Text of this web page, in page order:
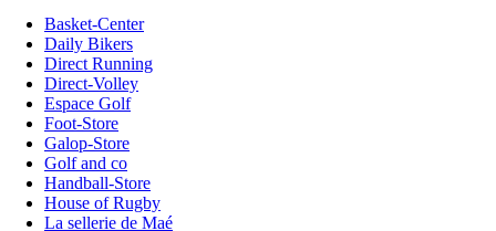
Basket-Center
Daily Bikers
Direct Running
Direct-Volley
Espace Golf
Foot-Store
Galop-Store
Golf and co
Handball-Store
House of Rugby
La sellerie de Maé